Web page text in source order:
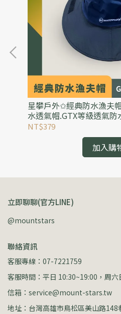
星攀戶外✩經典防水漁夫
水透氣帽.GTX等級透氣
水帽
NT$379
加入購
立即聊聊(官方LINE)
@mountstars
聯絡資訊
客服專線：07-7221759
客服時間：平日 10:30~19:00，周六
信箱：service@mount-stars.tw
地址：台灣高雄市鳥松區美山路148